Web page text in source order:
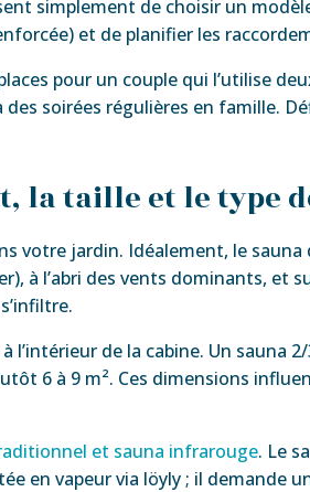
simplement de choisir un
et de planifier les
pour un couple qui l’utilise
soirées régulières en famille.
la taille et le type
votre jardin. Idéalement, le
à l’abri des vents dominants, et
l’intérieur de la cabine. Un sauna
6 à 9 m². Ces dimensions
et sauna infrarouge. Le
en vapeur via löyly ; il demande